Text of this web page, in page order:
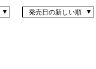
発売日の新しい順